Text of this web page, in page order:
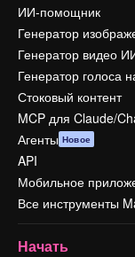
ИИ-помощник
Генератор
Генератор видео
Генератор голоса
Стоковый контент
MCP для Claude/
Агенты Новое
API
Мобильное
Все инструменты
Начать